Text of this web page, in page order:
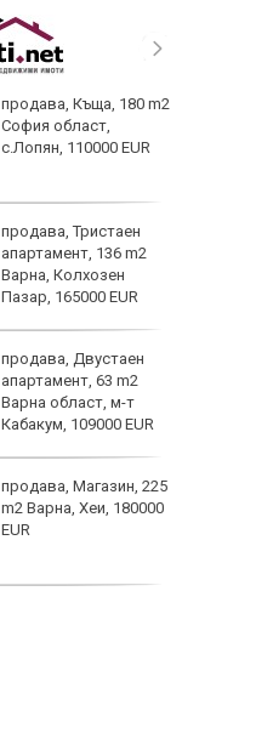
продава, Къща, 180 m2
София област,
с.Лопян, 110000 EUR
продава, Тристаен
апартамент, 136 m2
Варна, Колхозен
Пазар, 165000 EUR
продава, Двустаен
апартамент, 63 m2
Варна област, м-т
Кабакум, 109000 EUR
продава, Магазин, 225
m2 Варна, Хеи, 180000
EUR